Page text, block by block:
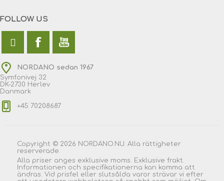
FOLLOW US
NORDANO sedan 1967
Symfonivej 32
DK-2730 Herlev
Danmark
+45 70208687
Copyright © 2026 NORDANO.NU. Alla rättigheter
reserverade.
Alla priser anges exklusive moms. Exklusive frakt.
Informationen och specifikationerna kan komma att
ändras. Vid prisfel eller slutsålda varor strävar vi efter